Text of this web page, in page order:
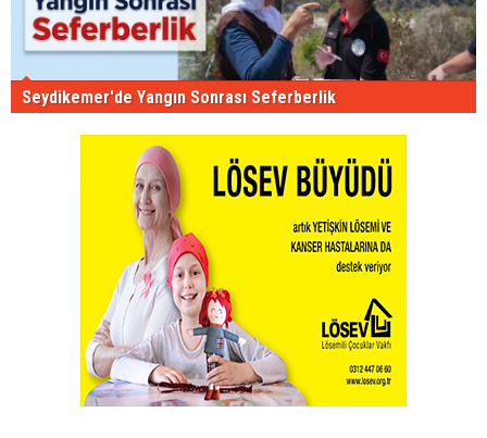
Seydikemer'de Yangın Sonrası Seferberlik